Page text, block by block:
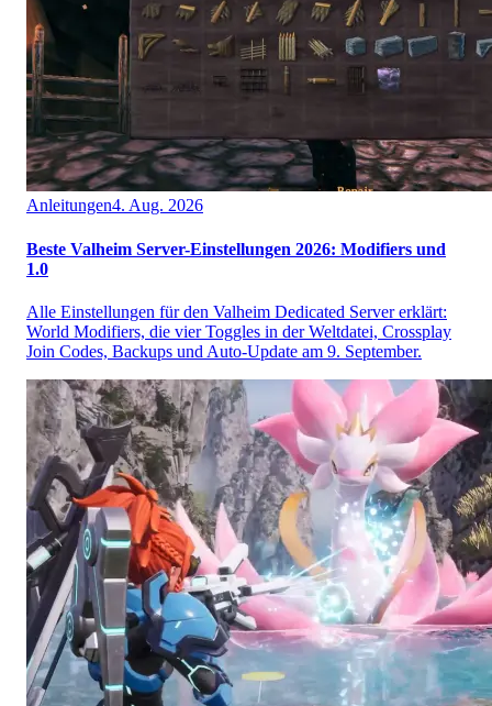
Anleitungen4. Aug. 2026
Beste Valheim Server-Einstellungen 2026: Modifiers und
1.0
Alle Einstellungen für den Valheim Dedicated Server erklärt:
World Modifiers, die vier Toggles in der Weltdatei, Crossplay
Join Codes, Backups und Auto-Update am 9. September.